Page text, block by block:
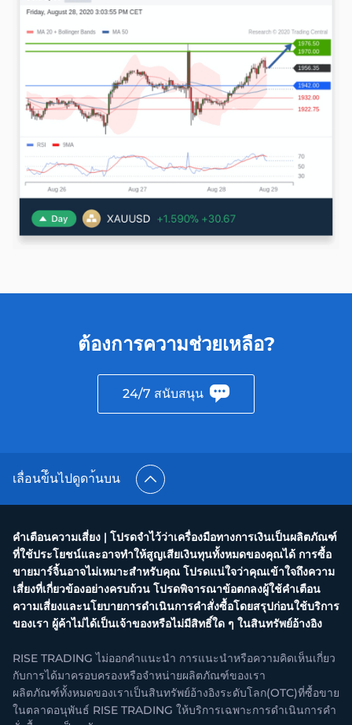
ต้องการความช่วยเหลือ?
24/7 สนับสนุน
เลื่อนข้ึนไปดูดา้นบน
คำเตือนความเสี่ยง | โปรดจำไว้ว่าเครื่องมือทางการเงินเป็นผลิตภัณฑ์
ที่ใช้ประโยชน์และอาจทำให้สูญเสียเงินทุนทั้งหมดของคุณได้ การซื้อ
ขายมาร์จิ้นอาจไม่เหมาะสำหรับคุณ โปรดแน่ใจว่าคุณเข้าใจถึงความ
เสี่ยงที่เกี่ยวข้องอย่างครบถ้วน โปรดพิจารณาข้อตกลงผู้ใช้คำเตือน
ความเสี่ยงและนโยบายการดำเนินการคำสั่งซื้อโดยสรุปก่อนใช้บริการ
ของเรา ผู้ค้าไม่ได้เป็นเจ้าของหรือไม่มีสิทธิ์ใด ๆ ในสินทรัพย์อ้างอิง
RISE TRADING ไม่ออกคำแนะนำ การแนะนำหรือความคิดเห็นเกี่ยว
กับการได้มาครอบครองหรือจำหน่ายผลิตภัณฑ์ของเรา
ผลิตภัณฑ์ทั้งหมดของเราเป็นสินทรัพย์อ้างอิงระดับโลก(OTC)ที่ซื้อขาย
ในตลาดอนุพันธ์ RISE TRADING ให้บริการเฉพาะการดำเนินการคำ